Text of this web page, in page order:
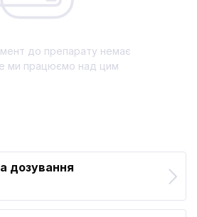
до препарату немає
ми працюємо над цим
дозування